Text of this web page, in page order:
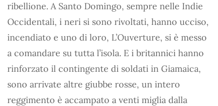
ribellione. A Santo Domingo, sempre nelle Indie
Occidentali, i neri si sono rivoltati, hanno ucciso,
incendiato e uno di loro, L’Ouverture, si è messo
a comandare su tutta l’isola. E i britannici hanno
rinforzato il contingente di soldati in Giamaica,
sono arrivate altre giubbe rosse, un intero
reggimento è accampato a venti miglia dalla